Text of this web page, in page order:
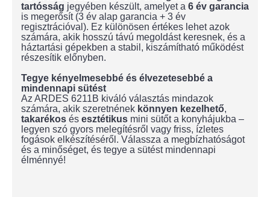
tartósság jegyében készült, amelyet a 6 év garancia
is megerősít (3 év alap garancia + 3 év
regisztrációval). Ez különösen értékes lehet azok
számára, akik hosszú távú megoldást keresnek, és a
háztartási gépekben a stabil, kiszámítható működést
részesítik előnyben.
Tegye kényelmesebbé és élvezetesebbé a
mindennapi sütést
Az ARDES 6211B kiváló választás mindazok
számára, akik szeretnének könnyen kezelhető,
takarékos és esztétikus mini sütőt a konyhájukba –
legyen szó gyors melegítésről vagy friss, ízletes
fogások elkészítéséről. Válassza a megbízhatóságot
és a minőséget, és tegye a sütést mindennapi
élménnyé!